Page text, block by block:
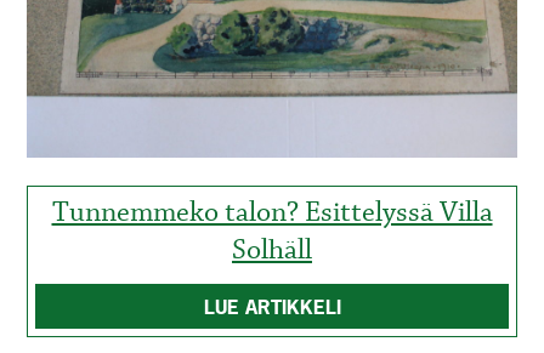
Tunnemmeko talon? Esittelyssä Villa
Solhäll
LUE ARTIKKELI